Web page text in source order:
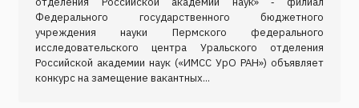
Федерального государственного бюджетного
учреждения науки Пермского федерального
исследовательского центра Уральского отделения
Российской академии наук («ИМСС УрО РАН») объявляет
конкурс на замещение вакантных...